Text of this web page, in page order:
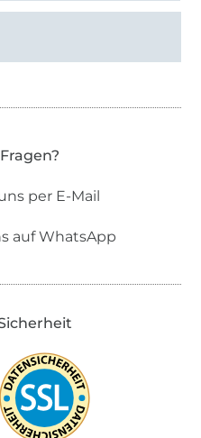
per E-Mail
auf WhatsApp